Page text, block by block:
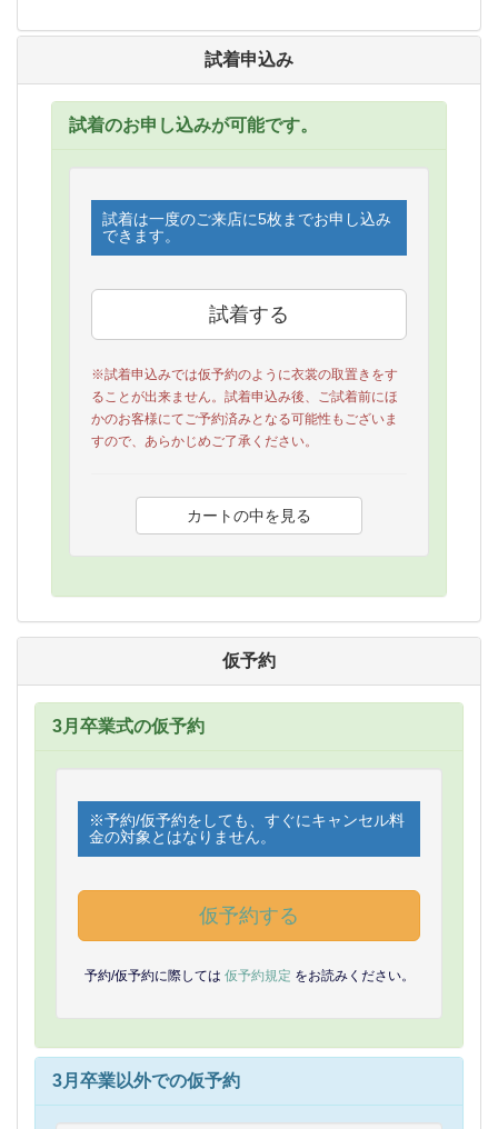
試着申込み
試着のお申し込みが可能です。
試着は一度のご来店に5枚までお申し込み
できます。
※試着申込みでは仮予約のように衣裳の取置きをす
ることが出来ません。試着申込み後、ご試着前にほ
かのお客様にてご予約済みとなる可能性もございま
すので、あらかじめご了承ください。
仮予約
3月卒業式の仮予約
※予約/仮予約をしても、すぐにキャンセル料
金の対象とはなりません。
仮予約する
予約/仮予約に際しては 仮予約規定 をお読みください。
3月卒業以外での仮予約